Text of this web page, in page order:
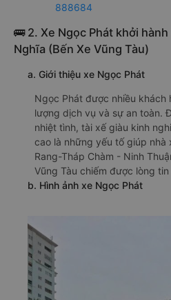
888684
🚌 2. Xe Ngọc Phát khởi
Nghĩa (Bến Xe Vũng Tàu)
a. Giới thiệu xe Ngọc Phát
Ngọc Phát được nhiều
lượng dịch vụ và sự an toàn.
nhiệt tình, tài xế giàu kinh
cao là những yếu tố giúp nhà
Rang-Tháp Chàm - Ninh
Vũng Tàu chiếm được lòng
b. Hình ảnh xe Ngọc Phát